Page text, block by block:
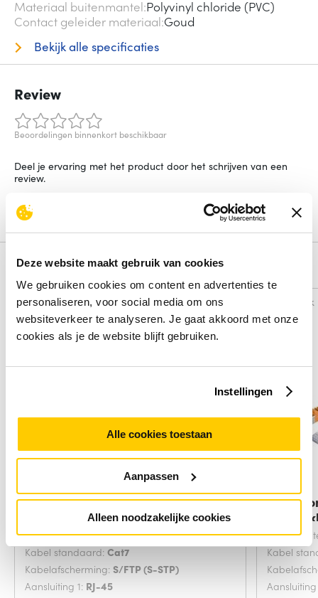
Deze website maakt gebruik van cookies
We gebruiken cookies om content en advertenties te
personaliseren, voor social media om ons
websiteverkeer te analyseren. Je gaat akkoord met onze
cookies als je de website blijft gebruiken.
Instellingen
Alle cookies toestaan
Aanpassen
Alleen noodzakelijke cookies
Materiaal buitenmantel Polyvinyl chloride (PVC)
Contact geleider materiaal Goud
Bekijk alle specificaties
Review
Beoordelingen binnenkort beschikbaar
Deel je ervaring met het product door het schrijven van een
review.
Schrijf een review
Alternatieven
Vergelijk
Microconnect SFTP702G
netwerkkabel Groen 2
Snoerlengte:2 Meters
Kabel standaard: Cat7
Kabelafscherming: S/FTP (S-STP)
Aansluiting 1: RJ-45
Vergelijk
Kabel